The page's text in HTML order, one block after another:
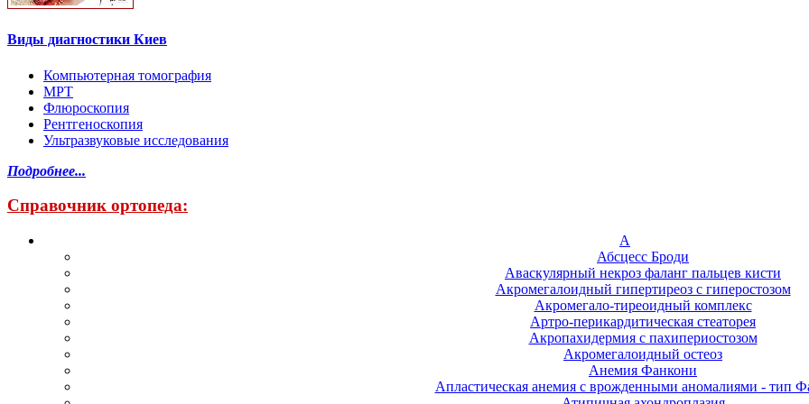
Виды диагностики Киев
Компьютерная томография
МРТ
Флюроскопия
Рентгеноскопия
Ультразвуковые исследования
Подробнее...
Справочник ортопеда:
А
Абсцесс Броди
Аваскулярный некроз фаланг пальцев кисти
Акромегалоидный гипертиреоз с гиперостозом
Акромегало-тиреоидный комплекс
Артро-перикардитическая стеаторея
Акропахидермия с пахипериостозом
Акромегалоидный остеоз
Анемия Фанкони
Апластическая анемия с врожденными аномалиями - тип